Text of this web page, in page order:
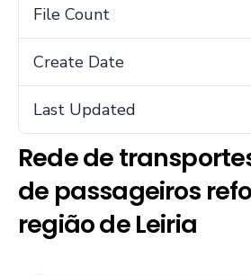
File Count
Create Date
Last Updated
Rede de
de passageiros
região de Leiria